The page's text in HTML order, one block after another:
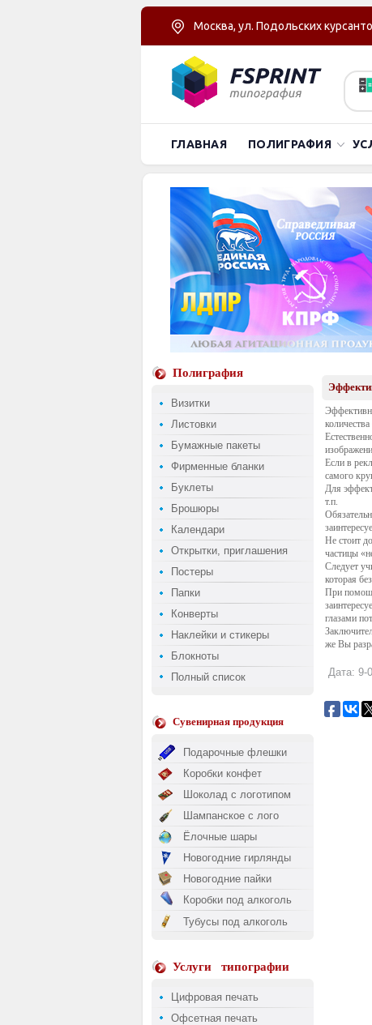
Москва, ул. Подольских
ГЛАВНАЯ ПОЛИГРАФИЯ
Полиграфия
Визитки
Листовки
Бумажные пакеты
Фирменные бланки
Буклеты
Брошюры
Календари
Открытки, приглашения
Постеры
Папки
Конверты
Наклейки и стикеры
Блокноты
Полный список
Сувенирная продукция
Подарочные флешки
Коробки конфет
Шоколад с логотипом
Шампанское с лого
Ёлочные шары
Новогодние гирлянды
Новогодние пайки
Коробки под алкоголь
Тубусы под алкоголь
Услуги типографии
Цифровая печать
Офсетная печать
Если в
самого
Для
т.п.
Не стоит
частицы
Следует
которая
При
глазами
же Вы
Дата: 9-